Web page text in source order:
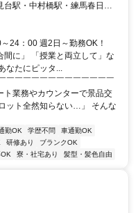
駅・中村橋駅・練馬春日町
24：00 週2日～勤務OK！
間に」 「授業と両立して」な
なたにピッタ...
￣￣￣￣￣￣￣￣￣￣￣￣￣
ト業務やカウンターで景品交
ット全然知らない…」 そんな
勤OK 学歴不問
車通勤OK
研修あり
ブランクOK
寮・社宅あり 髪型・髪色自由